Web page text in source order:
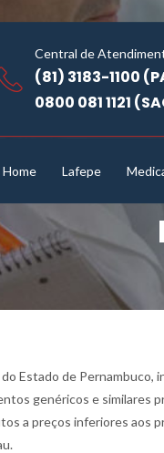
Central de
(81) 3183-1100
0800 081 1121
Home Lafepe
Estado de
genéricos e
a preços inferiores aos